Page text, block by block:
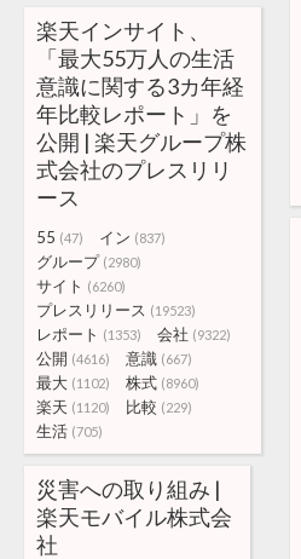
楽天インサイト、
「最大55万人の生活
意識に関する3カ年経
年比較レポート」を
公開 | 楽天グループ株
式会社のプレスリリ
ース
55 (47) イン (837)
グループ (2980)
サイト (6260)
プレスリリース (19523)
レポート (1353) 会社 (9322)
公開 (4616) 意識 (667)
最大 (1102) 株式 (8960)
楽天 (1120) 比較 (229)
生活 (705)
災害への取り組み |
楽天モバイル株式会
社